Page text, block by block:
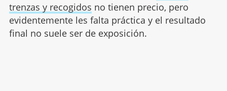
trenzas y recogidos no tienen precio, pero
evidentemente les falta práctica y el resultado
final no suele ser de exposición.